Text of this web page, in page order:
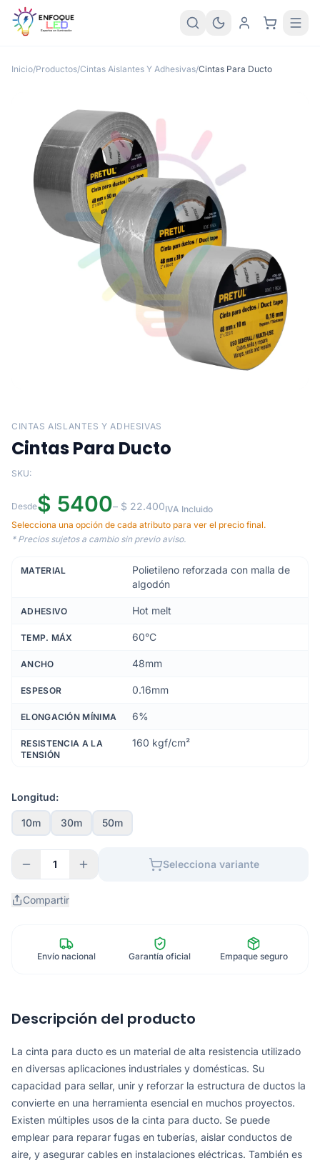
Inicio/Productos/Cintas Aislantes Y Adhesivas/Cintas Para Ducto
CINTAS AISLANTES Y ADHESIVAS
Cintas Para Ducto
SKU:
Desde$ 5400– $ 22.400IVA Incluido
Selecciona una opción de cada atributo para ver el precio final.
* Precios sujetos a cambio sin previo aviso.
MATERIAL
Polietileno reforzada con malla de
algodón
ADHESIVO Hot melt
TEMP. MÁX 60°C
ANCHO 48mm
ESPESOR 0.16mm
ELONGACIÓN MÍNIMA 6%
RESISTENCIA A LA
TENSIÓN
160 kgf/cm²
Longitud:
10m 30m 50m
1 Selecciona variante
Compartir
Envío nacional Garantía oficial Empaque seguro
Descripción del producto
La cinta para ducto es un material de alta resistencia utilizado
en diversas aplicaciones industriales y domésticas. Su
capacidad para sellar, unir y reforzar la estructura de ductos la
convierte en una herramienta esencial en muchos proyectos.
Existen múltiples usos de la cinta para ducto. Se puede
emplear para reparar fugas en tuberías, aislar conductos de
aire, y asegurar cables en instalaciones eléctricas. También es